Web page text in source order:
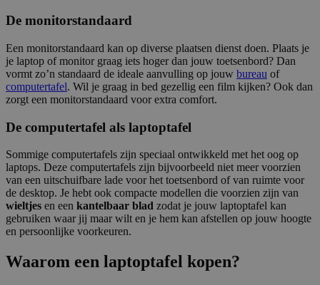
De monitorstandaard
Een monitorstandaard kan op diverse plaatsen dienst doen. Plaats je
je laptop of monitor graag iets hoger dan jouw toetsenbord? Dan
vormt zo’n standaard de ideale aanvulling op jouw bureau of
computertafel. Wil je graag in bed gezellig een film kijken? Ook dan
zorgt een monitorstandaard voor extra comfort.
De computertafel als laptoptafel
Sommige computertafels zijn speciaal ontwikkeld met het oog op
laptops. Deze computertafels zijn bijvoorbeeld niet meer voorzien
van een uitschuifbare lade voor het toetsenbord of van ruimte voor
de desktop. Je hebt ook compacte modellen die voorzien zijn van
wieltjes en een kantelbaar blad zodat je jouw laptoptafel kan
gebruiken waar jij maar wilt en je hem kan afstellen op jouw hoogte
en persoonlijke voorkeuren.
Waarom een laptoptafel kopen?